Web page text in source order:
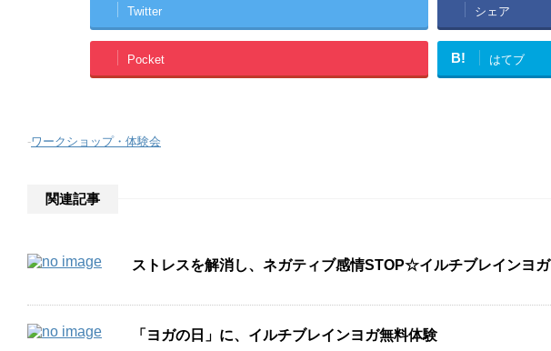
Twitter シェア
Pocket B! はてブ
-ワークショップ・体験会
関連記事
ストレスを解消し、ネガティブ感情STOP☆イルチブレインヨガ
「ヨガの日」に、イルチブレインヨガ無料体験